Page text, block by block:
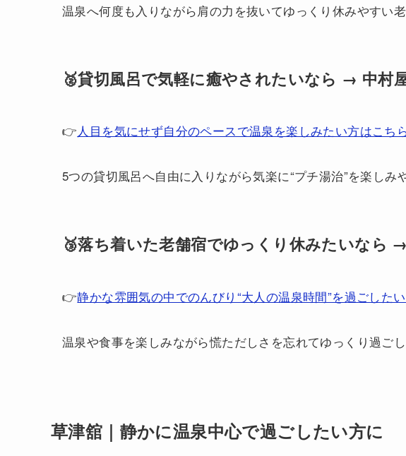
温泉へ何度も入りながら肩の力を抜いてゆっくり休みやすい老
🥈貸切風呂で気軽に癒やされたいなら → 中村
👉人目を気にせず自分のペースで温泉を楽しみたい方はこち
5つの貸切風呂へ自由に入りながら気楽に“プチ湯治”を楽しみ
🥉落ち着いた老舗宿でゆっくり休みたいなら
👉静かな雰囲気の中でのんびり“大人の温泉時間”を過ごした
温泉や食事を楽しみながら慌ただしさを忘れてゆっくり過ごし
草津舘｜静かに温泉中心で過ごしたい方に